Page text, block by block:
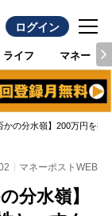
ログイン
ライフ マネー
かの分水嶺】200万円を
マネーポストWEB
分水嶺】